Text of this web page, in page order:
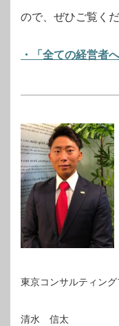
ので、ぜひご覧くだ
・「全ての経営者
東京コンサルティング
清水 信太